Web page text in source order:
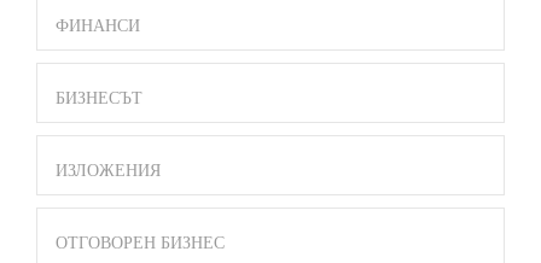
ФИНАНСИ
БИЗНЕСЪТ
ИЗЛОЖЕНИЯ
ОТГОВОРЕН БИЗНЕС